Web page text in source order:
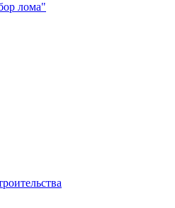
лома"